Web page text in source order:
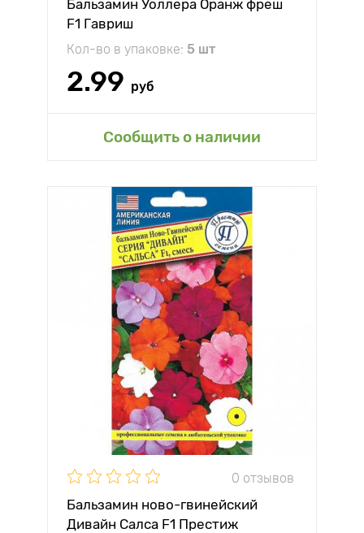
Бальзамин Уоллера Оранж фреш
F1 Гавриш
Кол-во в упаковке: 5 шт
2.99 руб
Сообщить о наличии
0 отзывов
Бальзамин ново-гвинейский
Дивайн Салса F1 Престиж